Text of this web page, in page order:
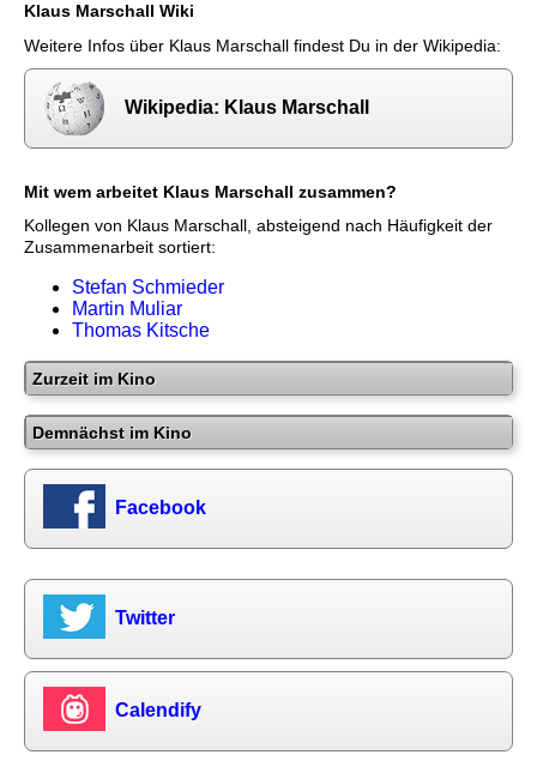
Klaus Marschall Wiki
Weitere Infos über Klaus Marschall findest Du in der Wikipedia:
Wikipedia: Klaus Marschall
Mit wem arbeitet Klaus Marschall zusammen?
Kollegen von Klaus Marschall, absteigend nach Häufigkeit der
Zusammenarbeit sortiert:
Stefan Schmieder
Martin Muliar
Thomas Kitsche
Zurzeit im Kino
Demnächst im Kino
Facebook
Twitter
Calendify